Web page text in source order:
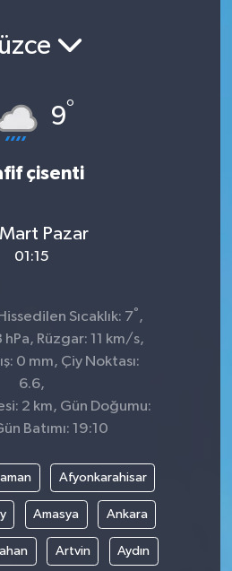
9°
çisenti
Pazar
01:15
Sıcaklık: 7° ,
hPa, Rüzgar: 11 km/s,
0 mm, Çiy Noktası:
6.6,
2 km, Gün Doğumu:
Batımı: 19:10
Afyonkarahisar
Amasya Ankara
Artvin Aydın